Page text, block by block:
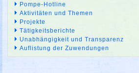
Pompe-Hotline
Aktivitäten und Themen
Projekte
Tätigkeitsberichte
Unabhängigkeit und Transparenz
Auflistung der Zuwendungen